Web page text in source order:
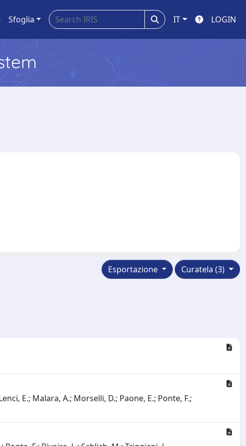
Sfoglia IT LOGIN
Curatela (3)
Esportazione
E.; Malara, A.; Morselli, D.; Paone, E.; Ponte, F.;